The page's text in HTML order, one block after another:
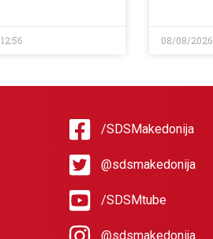
12:56 08/08/2026
/SDSMakedonija
@sdsmakedonija
/SDSMtube
@sdsmakedonija